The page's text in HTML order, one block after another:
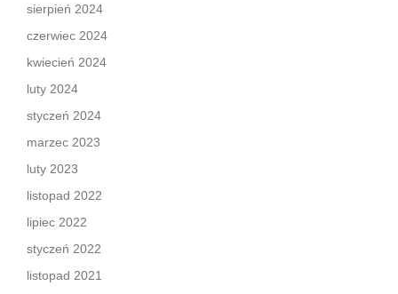
sierpień 2024
czerwiec 2024
kwiecień 2024
luty 2024
styczeń 2024
marzec 2023
luty 2023
listopad 2022
lipiec 2022
styczeń 2022
listopad 2021